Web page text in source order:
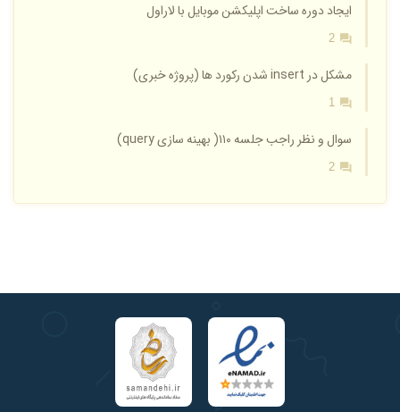
ایجاد دوره ساخت اپلیکشن موبایل با لاراول
2
مشکل در insert شدن رکورد ها (پروژه خبری)
1
سوال و نظر راجب جلسه ۱۱۰( بهینه سازی query)
2